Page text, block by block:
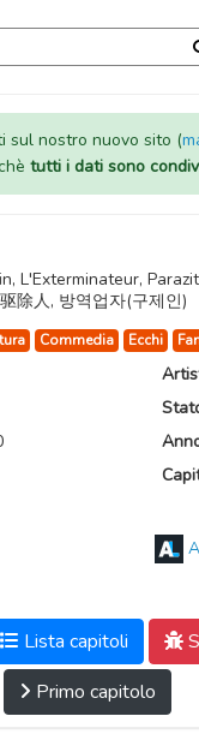
sul nostro nuovo sito (
tutti i dati sono
L'Exterminateur,
除人, 방역업자(구제인)
Commedia Ecchi
Lista capitoli
Primo capitolo